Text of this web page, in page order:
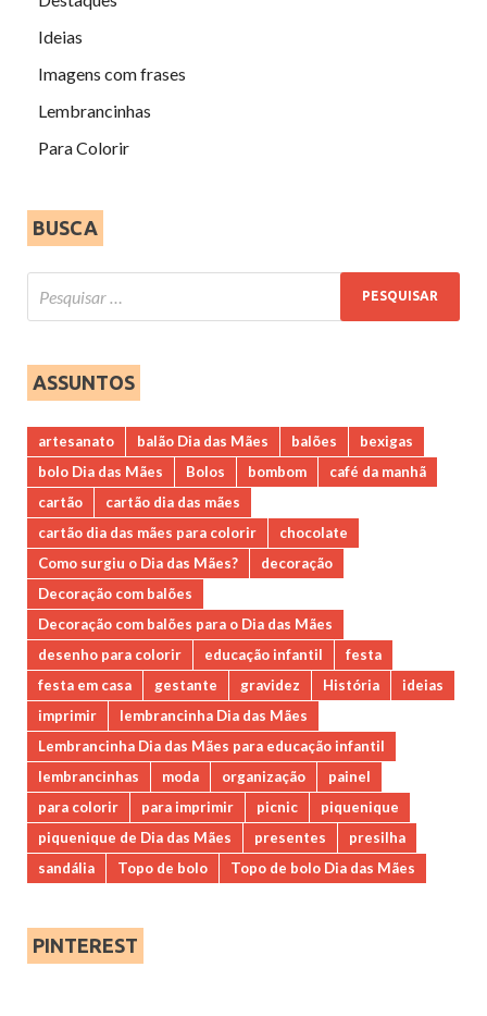
Ideias
Imagens com frases
Lembrancinhas
Para Colorir
BUSCA
ASSUNTOS
artesanato balão Dia das Mães balões
bexigas
bolo Dia das Mães
Bolos bombom
café da manhã
cartão
cartão dia das mães
cartão dia das mães para colorir
chocolate
Como surgiu o Dia das Mães?
decoração
Decoração com balões
Decoração com balões para o Dia das Mães
desenho para colorir
educação infantil
festa
festa em casa
gestante gravidez História
ideias
imprimir
lembrancinha Dia das Mães
Lembrancinha Dia das Mães para educação infantil
lembrancinhas
moda organização
painel
para colorir
para imprimir picnic
piquenique
piquenique de Dia das Mães
presentes
presilha
sandália
Topo de bolo Topo de bolo Dia das Mães
PINTEREST